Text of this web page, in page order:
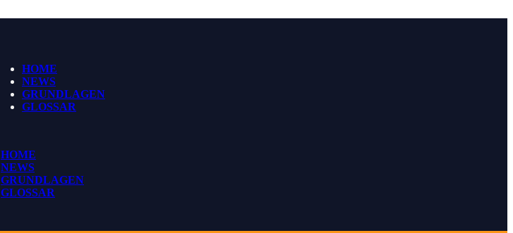
HOME
NEWS
GRUNDLAGEN
GLOSSAR
HOME
NEWS
GRUNDLAGEN
GLOSSAR